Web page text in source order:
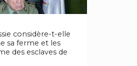
considère-t-elle
sa ferme et les
des esclaves de